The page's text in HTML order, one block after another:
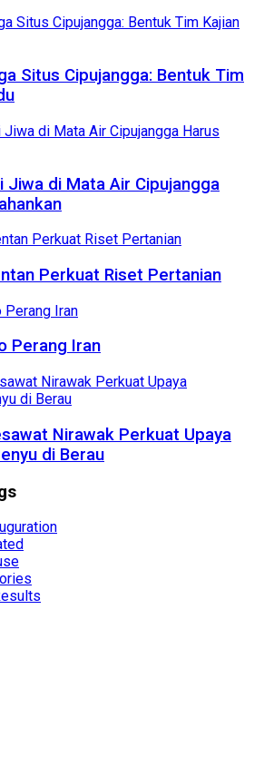
Situs Cipujangga: Bentuk Tim
Jiwa di Mata Air Cipujangga
Perkuat Riset Pertanian
Perang Iran
Nirawak Perkuat Upaya
di Berau